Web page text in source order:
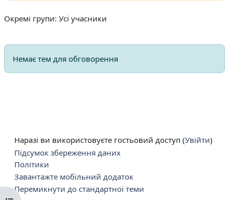
Окремі групи: Усі учасники
Немає тем для обговорення
Наразі ви використовуєте гостьовий доступ (Увійти)
Підсумок збереження даних
Політики
Завантажте мобільний додаток
Перемикнути до стандартної теми